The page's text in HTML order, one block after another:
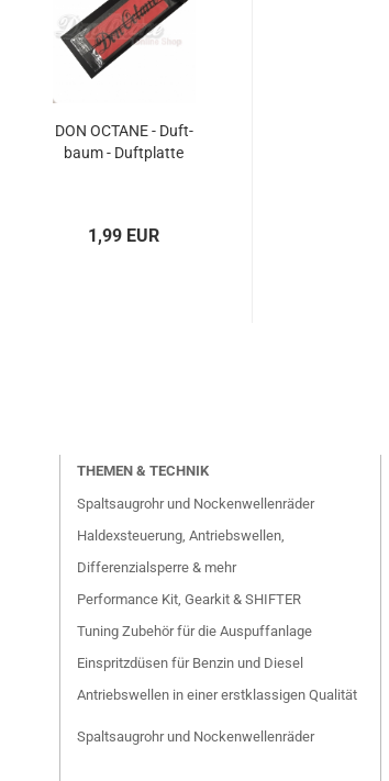
DON OC­TA­NE - Duft­
baum - Duft­plat­te
1,99 EUR
THEMEN & TECHNIK
Spaltsaugrohr und Nockenwellenräder
Haldexsteuerung, Antriebswellen,
Differenzialsperre & mehr
Performance Kit, Gearkit & SHIFTER
Tuning Zubehör für die Auspuffanlage
Einspritzdüsen für Benzin und Diesel
Antriebswellen in einer erstklassigen Qualität
Spaltsaugrohr und Nockenwellenräder